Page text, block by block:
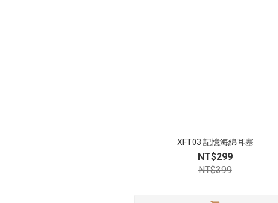
XFT03 記憶海綿耳塞
NT$299
NT$399